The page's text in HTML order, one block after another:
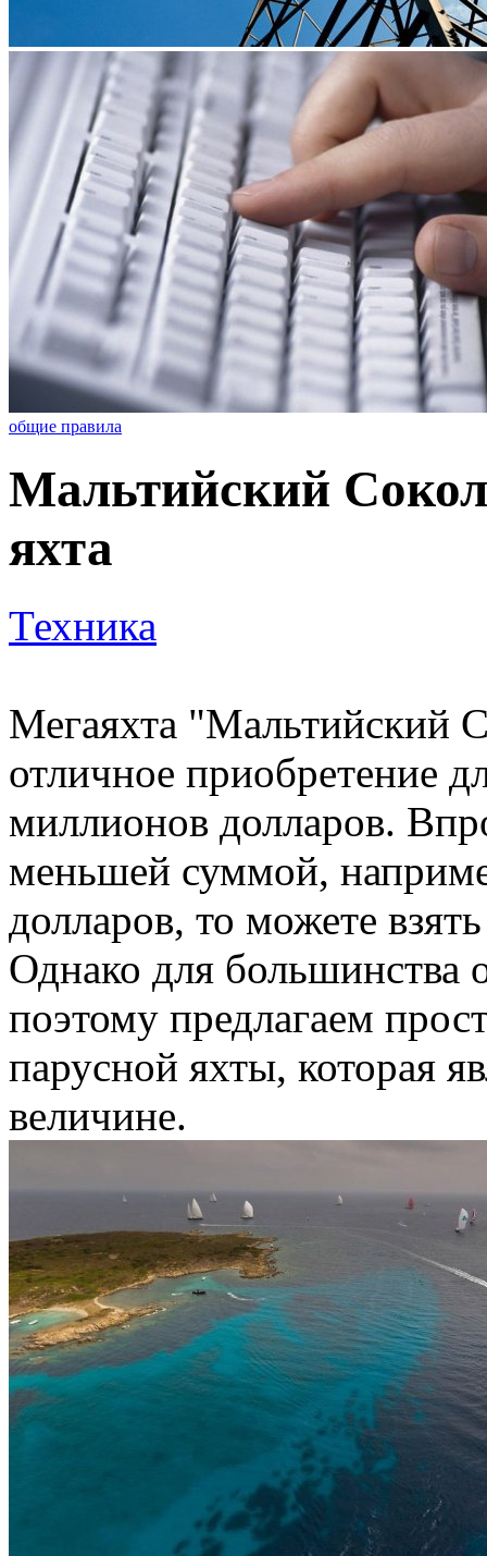
общие правила
Мальтийский
яхта
Техника
Мегаяхта "Мальтийский
отличное приобретение
миллионов долларов.
меньшей суммой,
долларов, то можете
Однако для большинства
поэтому предлагаем
парусной яхты, которая
величине.